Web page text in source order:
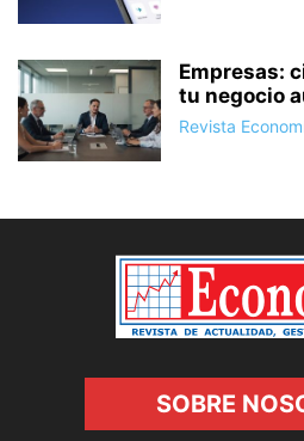
Empresas:
tu negocio
Revista
SOBRE